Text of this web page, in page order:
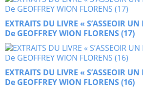
EXTRAITS DU LIVRE « S’ASSEOIR UN
De GEOFFREY WION FLORENS (17)
EXTRAITS DU LIVRE « S’ASSEOIR UN
De GEOFFREY WION FLORENS (16)